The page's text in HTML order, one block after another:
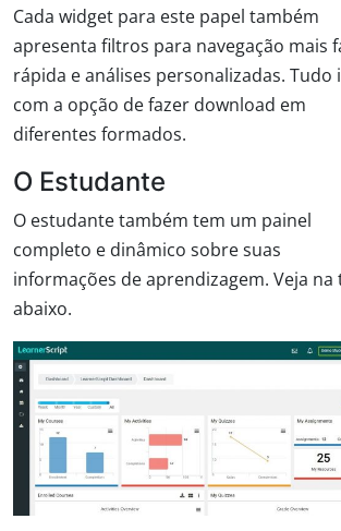
Cada widget para este papel também
apresenta filtros para navegação mais
rápida e análises personalizadas. Tudo
com a opção de fazer download em
diferentes formados.
O Estudante
O estudante também tem um painel
completo e dinâmico sobre suas
informações de aprendizagem. Veja na
abaixo.